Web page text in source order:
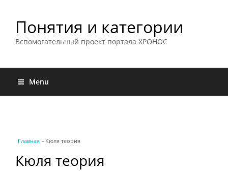
Понятия и категории
Вспомогательный проект портала ХРОНОС
Menu
Вы здесь
Главная » Кюля теория
Кюля теория